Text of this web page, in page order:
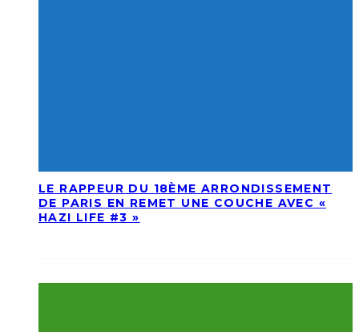
LE RAPPEUR DU 18ÈME ARRONDISSEMENT
DE PARIS EN REMET UNE COUCHE AVEC «
HAZI LIFE #3 »